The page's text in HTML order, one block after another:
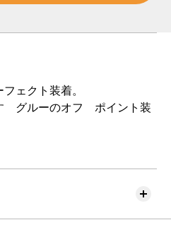
ェクト装着。
グルーのオフ ポイント装